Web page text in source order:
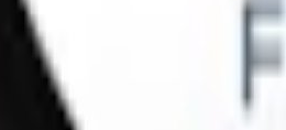
- 18:00 Vi svarar vanligtvis inom 24